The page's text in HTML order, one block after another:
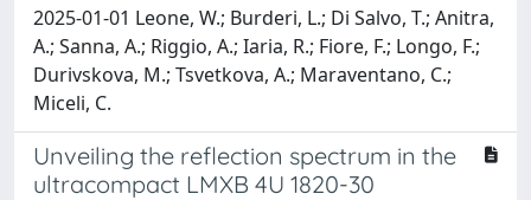
2025-01-01 Leone, W.; Burderi, L.; Di Salvo, T.; Anitra,
A.; Sanna, A.; Riggio, A.; Iaria, R.; Fiore, F.; Longo, F.;
Durivskova, M.; Tsvetkova, A.; Maraventano, C.;
Miceli, C.
Unveiling the reflection spectrum in the
ultracompact LMXB 4U 1820-30